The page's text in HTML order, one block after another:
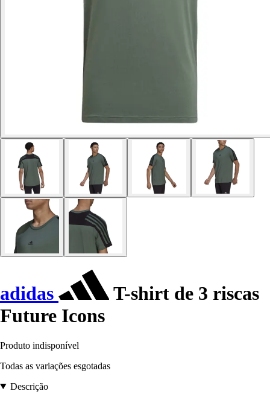
adidas
T-shirt de 3 riscas
Future Icons
Produto indisponível
Todas as variações esgotadas
Descrição